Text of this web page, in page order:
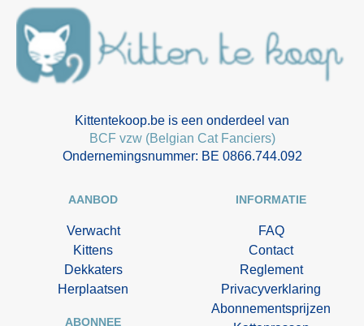
Kittentekoop.be is een onderdeel van
BCF vzw (Belgian Cat Fanciers)
Ondernemingsnummer: BE 0866.744.092
AANBOD
Verwacht
Kittens
Dekkaters
Herplaatsen
ABONNEE
INFORMATIE
FAQ
Contact
Reglement
Privacyverklaring
Abonnementsprijzen